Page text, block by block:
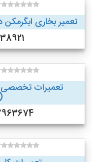
تعمیر بخاری ابگرمکن
تعمیرات تخصصی
09377963674